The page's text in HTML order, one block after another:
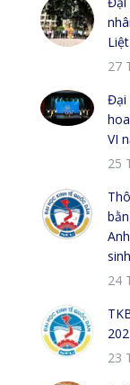
27
Đại
VI
25
24
23